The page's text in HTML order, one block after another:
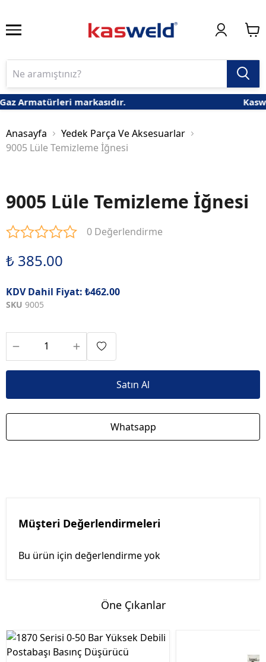
Armatürleri markasıdır.
Anasayfa
Yedek Parça Ve Aksesuarlar
9005 Lüle Temizleme İğnesi
9005 Lüle Temizleme İğnesi
0 Değerlendirme
₺ 385.00
KDV Dahil Fiyat: ₺462.00
SKU 9005
Satın Al
Whatsapp
Müşteri Değerlendirmeleri
Bu ürün için değerlendirme yok
Öne Çıkanlar